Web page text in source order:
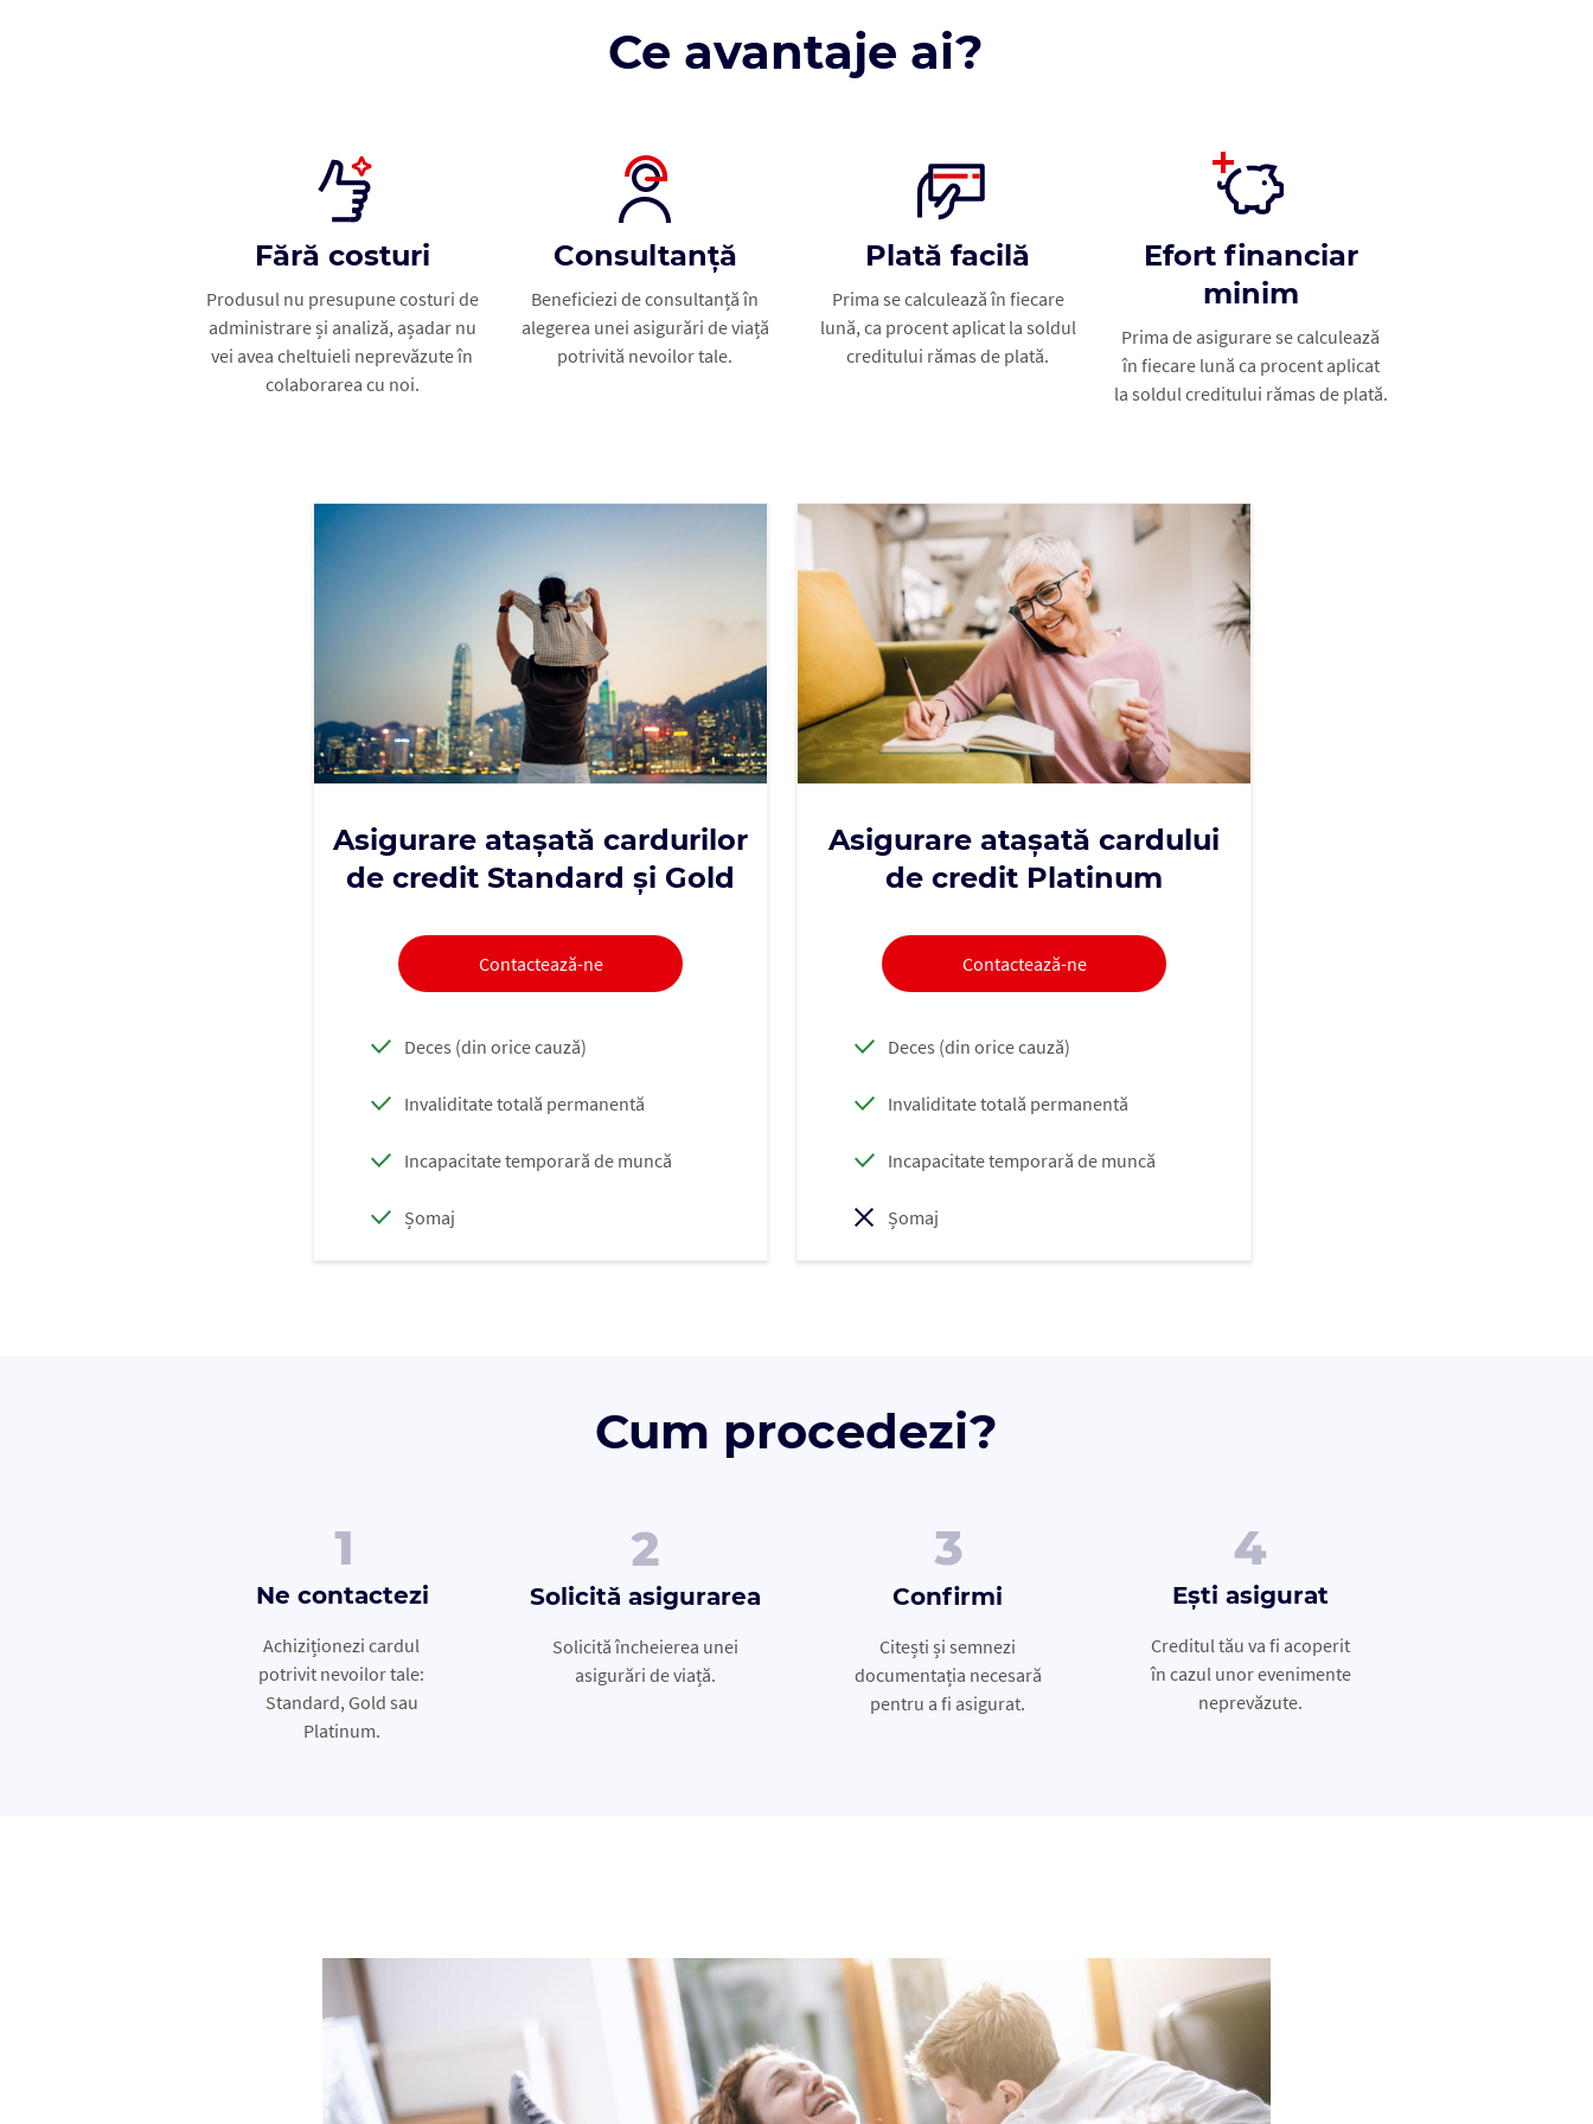
Ce avantaje ai?
Fără costuri
Produsul nu presupune costuri de
administrare și analiză, așadar nu
vei avea cheltuieli neprevăzute în
colaborarea cu noi.
Consultanță
Beneficiezi de consultanță în
alegerea unei asigurări de viață
potrivită nevoilor tale.
Plată facilă
Prima se calculează în fiecare
lună, ca procent aplicat la soldul
creditului rămas de plată.
Efort financiar
minim
Prima de asigurare se calculează
în fiecare lună ca procent aplicat
la soldul creditului rămas de plată.
Asigurare atașată cardurilor
de credit Standard și Gold
Contactează-ne
Deces (din orice cauză)
Invaliditate totală permanentă
Incapacitate temporară de muncă
Șomaj
Asigurare atașată cardului
de credit Platinum
Contactează-ne
Deces (din orice cauză)
Invaliditate totală permanentă
Incapacitate temporară de muncă
Șomaj
Cum procedezi?
Ne contactezi
Achiziționezi cardul
potrivit nevoilor tale:
Standard, Gold sau
Platinum.
Solicită asigurarea
Solicită încheierea unei
asigurări de viață.
Confirmi
Citești și semnezi
documentația necesară
pentru a fi asigurat.
Ești asigurat
Creditul tău va fi acoperit
în cazul unor evenimente
neprevăzute.